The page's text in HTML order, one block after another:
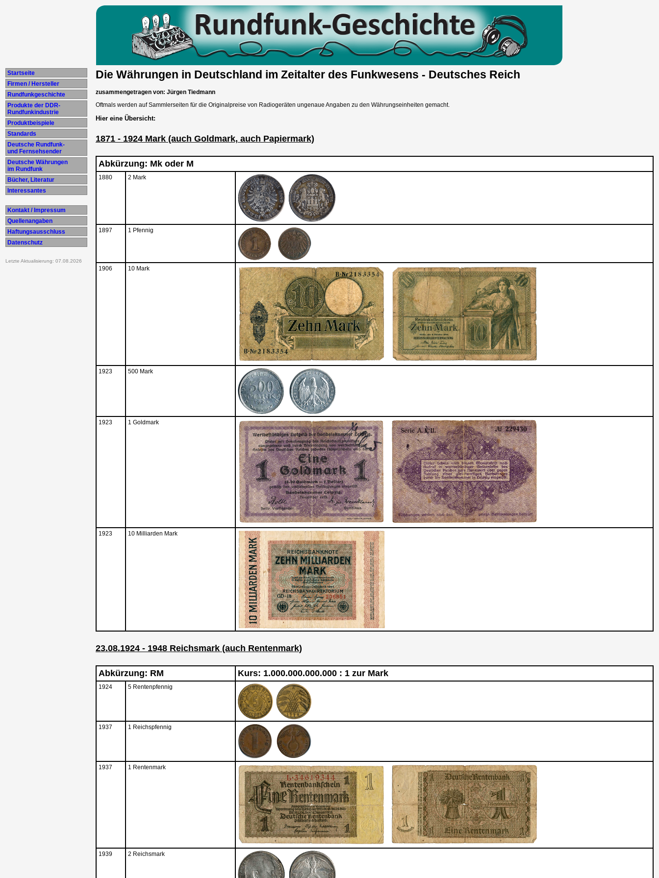
Startseite
Firmen / Hersteller
Rundfunkgeschichte
Produkte der DDR-
Rundfunkindustrie
Produktbeispiele
Standards
Deutsche Rundfunk-
und Fernsehsender
Deutsche Währungen
im Rundfunk
Bücher, Literatur
Interessantes
Kontakt / Impressum
Quellenangaben
Haftungsausschluss
Datenschutz
Letzte Aktualisierung: 07.08.2026
Die Währungen in Deutschland im Zeitalter des Funkwesens - Deutsches Reich
zusammengetragen von: Jürgen Tiedmann
Oftmals werden auf Sammlerseiten für die Originalpreise von Radiogeräten ungenaue Angaben zu den Währungseinheiten gemacht.
Hier eine Übersicht:
1871 - 1924 Mark (auch Goldmark, auch Papiermark)
Abkürzung: Mk oder M
1880 2 Mark
1897 1 Pfennig
1906 10 Mark
1923 500 Mark
1923 1 Goldmark
1923 10 Milliarden Mark
23.08.1924 - 1948 Reichsmark (auch Rentenmark)
Abkürzung: RM Kurs: 1.000.000.000.000 : 1 zur Mark
1924 5 Rentenpfennig
1937 1 Reichspfennig
1937 1 Rentenmark
1939 2 Reichsmark